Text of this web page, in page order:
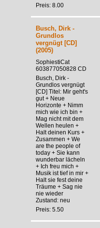
Preis: 8.00
Busch, Dirk -
Grundlos
vergnügt [CD]
(2005)
SophiestiCat
603877050828 CD
Busch, Dirk -
Grundlos vergnügt
[CD] Titel: Mir geht's
gut + Neue
Horizonte + Nimm
mich wie ich bin +
Mag nicht mit dem
Wellen heulen +
Halt deinen Kurs +
Zusammen + We
are the people of
today + Sie kann
wunderbar lächeln
+ Ich freu mich +
Musik ist tief in mir +
Halt sie fest deine
Träume + Sag nie
nie wieder
Zustand: neu
Preis: 5.50